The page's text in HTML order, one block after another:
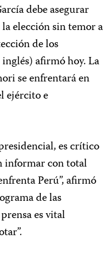
debe asegurar
elección sin temor a
de los
afirmó hoy. La
se enfrentará en
ejército e
es crítico
informar con total
Perú”, afirmó
de las
es vital